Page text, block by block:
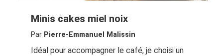
Minis cakes miel noix
Par Pierre-Emmanuel Malissin
Idéal pour accompagner le café, je choisi un